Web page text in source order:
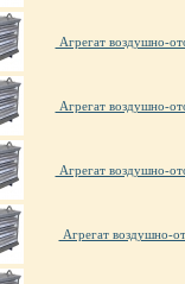
Агрегат воздушно-
Агрегат воздушно-
Агрегат воздушно-
Агрегат воздушно-